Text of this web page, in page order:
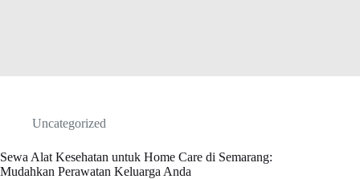
Uncategorized
Sewa Alat Kesehatan untuk Home Care di Semarang:
Mudahkan Perawatan Keluarga Anda